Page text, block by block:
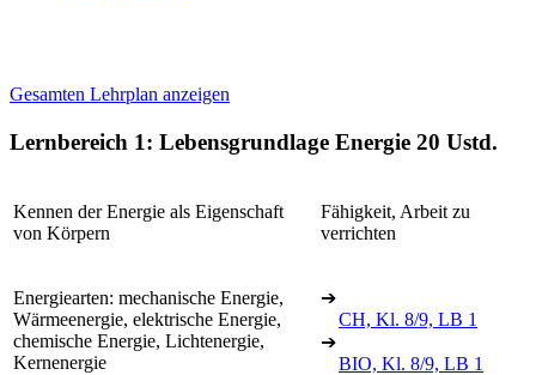
Gesamten Lehrplan anzeigen
Lernbereich 1: Lebensgrundlage Energie 20 Ustd.
Kennen der Energie als Eigenschaft
von Körpern
Fähigkeit, Arbeit zu
verrichten
Energiearten: mechanische Energie,
Wärmeenergie, elektrische Energie,
chemische Energie, Lichtenergie,
Kernenergie
➔
CH, Kl. 8/9, LB 1
➔
BIO, Kl. 8/9, LB 1